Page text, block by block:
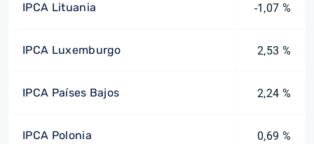
IPCA Lituania -1,07 %
IPCA Luxemburgo 2,53 %
IPCA Países Bajos 2,24 %
IPCA Polonia 0,69 %